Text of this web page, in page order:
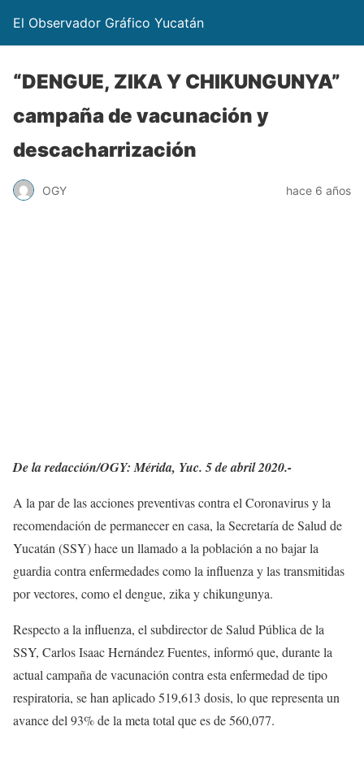
El Observador Gráfico Yucatán
“DENGUE, ZIKA Y CHIKUNGUNYA”
campaña de vacunación y
descacharrización
OGY hace 6 años
De la redacción/OGY: Mérida, Yuc. 5 de abril 2020.-
A la par de las acciones preventivas contra el Coronavirus y la
recomendación de permanecer en casa, la Secretaría de Salud de
Yucatán (SSY) hace un llamado a la población a no bajar la
guardia contra enfermedades como la influenza y las transmitidas
por vectores, como el dengue, zika y chikungunya.
Respecto a la influenza, el subdirector de Salud Pública de la
SSY, Carlos Isaac Hernández Fuentes, informó que, durante la
actual campaña de vacunación contra esta enfermedad de tipo
respiratoria, se han aplicado 519,613 dosis, lo que representa un
avance del 93% de la meta total que es de 560,077.